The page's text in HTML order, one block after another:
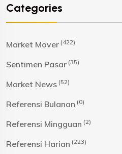
Categories
Market Mover (422)
Sentimen Pasar (35)
Market News (52)
Referensi Bulanan (0)
Referensi Mingguan (2)
Referensi Harian (223)